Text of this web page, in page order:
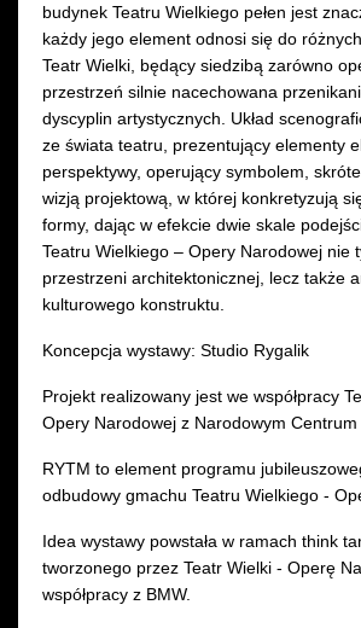
budynek Teatru Wielkiego pełen jest
każdy jego element odnosi się do
Teatr Wielki, będący siedzibą zarówno
przestrzeń silnie nacechowana
dyscyplin artystycznych. Układ
ze świata teatru, prezentujący elementy
perspektywy, operujący symbolem,
wizją projektową, w której konkretyzują
formy, dając w efekcie dwie skale
Teatru Wielkiego – Opery Narodowej nie
przestrzeni architektonicznej, lecz także
kulturowego konstruktu.
Koncepcja wystawy: Studio Rygalik
Projekt realizowany jest we współpracy
Opery Narodowej z Narodowym Centrum
RYTM to element programu
odbudowy gmachu Teatru Wielkiego -
Idea wystawy powstała w ramach think
tworzonego przez Teatr Wielki - Operę
współpracy z BMW.